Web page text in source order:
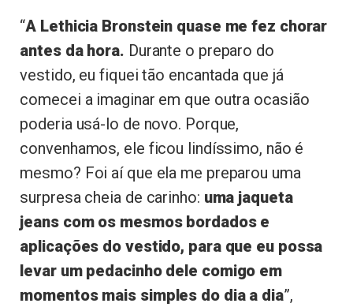
“A Lethicia Bronstein quase me fez chorar
antes da hora. Durante o preparo do
vestido, eu fiquei tão encantada que já
comecei a imaginar em que outra ocasião
poderia usá-lo de novo. Porque,
convenhamos, ele ficou lindíssimo, não é
mesmo? Foi aí que ela me preparou uma
surpresa cheia de carinho: uma jaqueta
jeans com os mesmos bordados e
aplicações do vestido, para que eu possa
levar um pedacinho dele comigo em
momentos mais simples do dia a dia”,